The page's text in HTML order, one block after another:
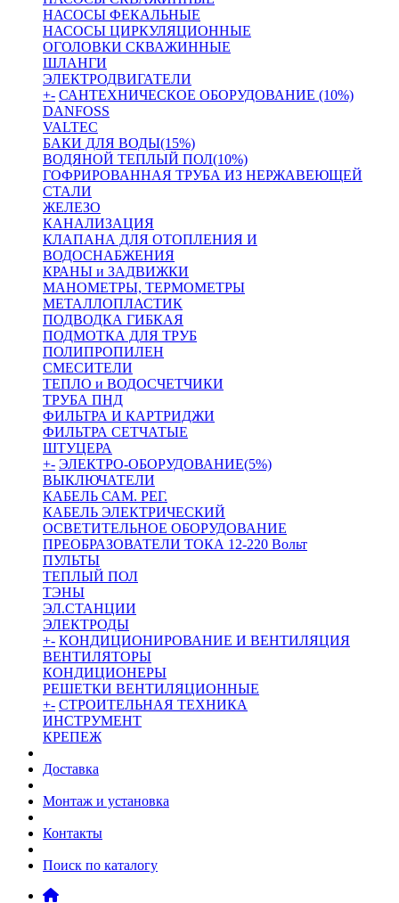
НАСОСЫ ФЕКАЛЬНЫЕ
НАСОСЫ ЦИРКУЛЯЦИОННЫЕ
ОГОЛОВКИ СКВАЖИННЫЕ
ШЛАНГИ
ЭЛЕКТРОДВИГАТЕЛИ
+- САНТЕХНИЧЕСКОЕ ОБОРУДОВАНИЕ (10%)
DANFOSS
VALTEC
БАКИ ДЛЯ ВОДЫ(15%)
ВОДЯНОЙ ТЕПЛЫЙ ПОЛ(10%)
ГОФРИРОВАННАЯ ТРУБА ИЗ НЕРЖАВЕЮЩЕЙ
СТАЛИ
ЖЕЛЕЗО
КАНАЛИЗАЦИЯ
КЛАПАНА ДЛЯ ОТОПЛЕНИЯ И
ВОДОСНАБЖЕНИЯ
КРАНЫ и ЗАДВИЖКИ
МАНОМЕТРЫ, ТЕРМОМЕТРЫ
МЕТАЛЛОПЛАСТИК
ПОДВОДКА ГИБКАЯ
ПОДМОТКА ДЛЯ ТРУБ
ПОЛИПРОПИЛЕН
СМЕСИТЕЛИ
ТЕПЛО и ВОДОСЧЕТЧИКИ
ТРУБА ПНД
ФИЛЬТРА И КАРТРИДЖИ
ФИЛЬТРА СЕТЧАТЫЕ
ШТУЦЕРА
+- ЭЛЕКТРО-ОБОРУДОВАНИЕ(5%)
ВЫКЛЮЧАТЕЛИ
КАБЕЛЬ САМ. РЕГ.
КАБЕЛЬ ЭЛЕКТРИЧЕСКИЙ
ОСВЕТИТЕЛЬНОЕ ОБОРУДОВАНИЕ
ПРЕОБРАЗОВАТЕЛИ ТОКА 12-220 Вольт
ПУЛЬТЫ
ТЕПЛЫЙ ПОЛ
ТЭНЫ
ЭЛ.СТАНЦИИ
ЭЛЕКТРОДЫ
+- КОНДИЦИОНИРОВАНИЕ И ВЕНТИЛЯЦИЯ
ВЕНТИЛЯТОРЫ
КОНДИЦИОНЕРЫ
РЕШЕТКИ ВЕНТИЛЯЦИОННЫЕ
+- СТРОИТЕЛЬНАЯ ТЕХНИКА
ИНСТРУМЕНТ
КРЕПЕЖ
Доставка
Монтаж и установка
Контакты
Поиск по каталогу